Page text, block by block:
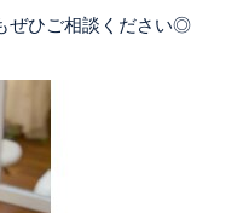
ぜひご相談ください◎